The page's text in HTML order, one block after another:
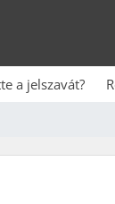
a jelszavát?